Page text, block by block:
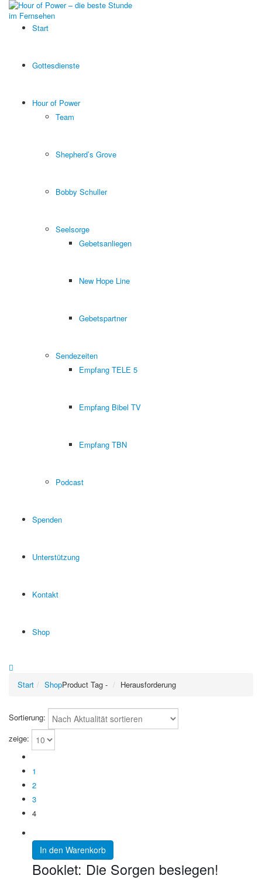
Start
Gottesdienste
Hour of Power
Team
Shepherd’s Grove
Bobby Schuller
Seelsorge
Gebetsanliegen
New Hope Line
Gebetspartner
Sendezeiten
Empfang TELE 5
Empfang Bibel TV
Empfang TBN
Podcast
Spenden
Unterstützung
Kontakt
Shop
Start ShopProduct Tag - Herausforderung
Sortierung:
zeige:
1
2
3
4
In den Warenkorb
Booklet: Die Sorgen besiegen!